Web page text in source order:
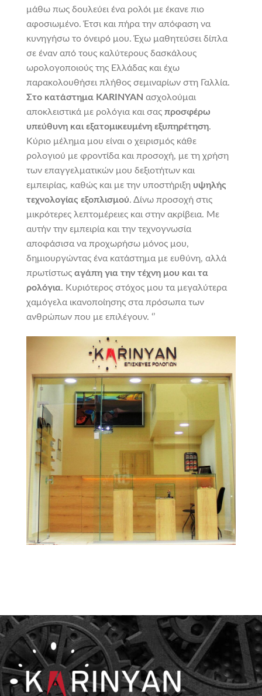
μάθω πως δουλεύει ένα ρολόι με έκανε πιο
αφοσιωμένο. Έτσι και πήρα την απόφαση να
κυνηγήσω το όνειρό μου. Έχω μαθητεύσει δίπλα
σε έναν από τους καλύτερους δασκάλους
ωρολογοποιούς της Ελλάδας και έχω
παρακολουθήσει πλήθος σεμιναρίων στη Γαλλία.
Στο κατάστημα KARINYAN ασχολούμαι
αποκλειστικά με ρολόγια και σας προσφέρω
υπεύθυνη και εξατομικευμένη εξυπηρέτηση.
Κύριο μέλημα μου είναι ο χειρισμός κάθε
ρολογιού με φροντίδα και προσοχή, με τη χρήση
των επαγγελματικών μου δεξιοτήτων και
εμπειρίας, καθώς και με την υποστήριξη υψηλής
τεχνολογίας εξοπλισμού. Δίνω προσοχή στις
μικρότερες λεπτομέρειες και στην ακρίβεια. Με
αυτήν την εμπειρία και την τεχνογνωσία
αποφάσισα να προχωρήσω μόνος μου,
δημιουργώντας ένα κατάστημα με ευθύνη, αλλά
πρωτίστως αγάπη για την τέχνη μου και τα
ρολόγια. Κυριότερος στόχος μου τα μεγαλύτερα
χαμόγελα ικανοποίησης στα πρόσωπα των
ανθρώπων που με επιλέγουν. ‘’